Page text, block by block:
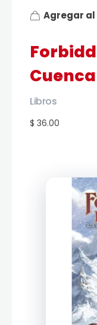
$ 36.00
Libros
Agregar